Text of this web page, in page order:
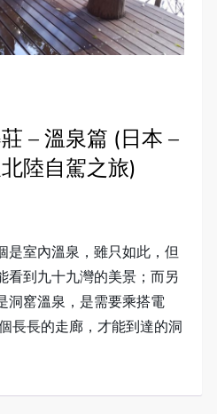
– 溫泉篇 (日本 –
陸自駕之旅)
是室內溫泉，雖只如此，但
看到九十九灣的美景；而另
洞窰溫泉，是需要乘搭電
長長的走廊，才能到達的洞